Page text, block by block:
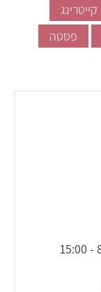
קייטרינג
פסטה